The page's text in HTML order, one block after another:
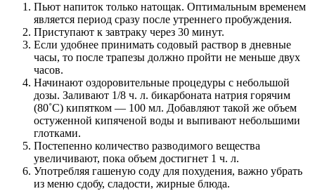
Пьют напиток только натощак. Оптимальным временем
является период сразу после утреннего пробуждения.
Приступают к завтраку через 30 минут.
Если удобнее принимать содовый раствор в дневные
часы, то после трапезы должно пройти не меньше двух
часов.
Начинают оздоровительные процедуры с небольшой
дозы. Заливают 1/8 ч. л. бикарбоната натрия горячим
(80˚С) кипятком — 100 мл. Добавляют такой же объем
остуженной кипяченой воды и выпивают небольшими
глотками.
Постепенно количество разводимого вещества
увеличивают, пока объем достигнет 1 ч. л.
Употребляя гашеную соду для похудения, важно убрать
из меню сдобу, сладости, жирные блюда.